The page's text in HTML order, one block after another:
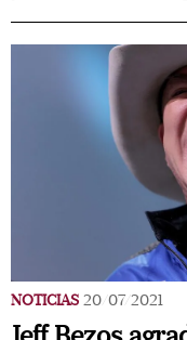
NOTICIAS 20/07/2021